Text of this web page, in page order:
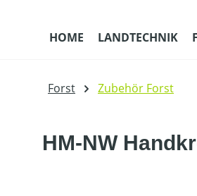
HOME LANDTECHNIK
Forst Zubehör Forst
HM-NW